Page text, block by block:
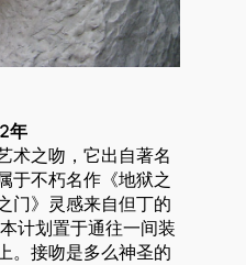
年
术之吻，它出自著名
于不朽名作《地狱之
门》灵感来自但丁的
计划置于通往一间装
。接吻是多么神圣的